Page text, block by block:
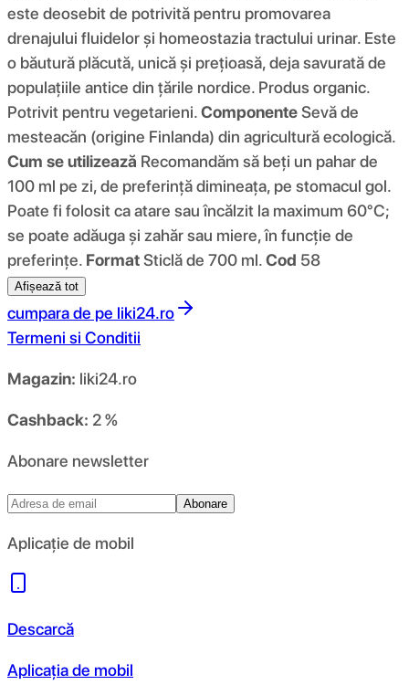
este deosebit de potrivită pentru promovarea
drenajului fluidelor și homeostazia tractului urinar. Este
o băutură plăcută, unică și prețioasă, deja savurată de
populațiile antice din țările nordice. Produs organic.
Potrivit pentru vegetarieni.ComponenteSevă de
mesteacăn (origine Finlanda) din agricultură ecologică.
Cum se utilizează Recomandăm să beți un pahar de
100 ml pe zi, de preferință dimineața, pe stomacul gol.
Poate fi folosit ca atare sau încălzit la maximum 60°C;
se poate adăuga și zahăr sau miere, în funcție de
preferințe. FormatSticlă de 700 ml.Cod 58
Afișează tot
cumpara de pe liki24.ro
Termeni si Conditii
Magazin: liki24.ro
Cashback: 2 %
Abonare newsletter
Abonare
Aplicație de mobil
Descarcă
Aplicația de mobil